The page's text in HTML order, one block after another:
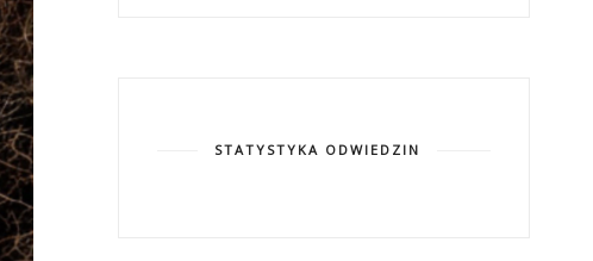
STATYSTYKA ODWIEDZIN